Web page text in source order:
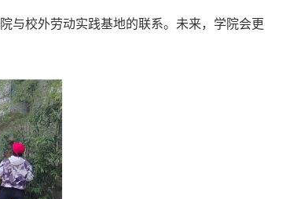
与校外劳动实践基地的联系。未来，学院会更